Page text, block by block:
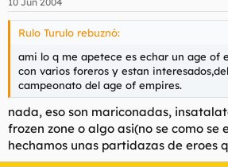
Rulo Turulo rebuznó:
ami lo q me apetece es echar un age of
con varios foreros y estan
campeonato del age of empires.
nada, eso son mariconadas,
frozen zone o algo asi(no se como se
hechamos unas partidazas de eroes